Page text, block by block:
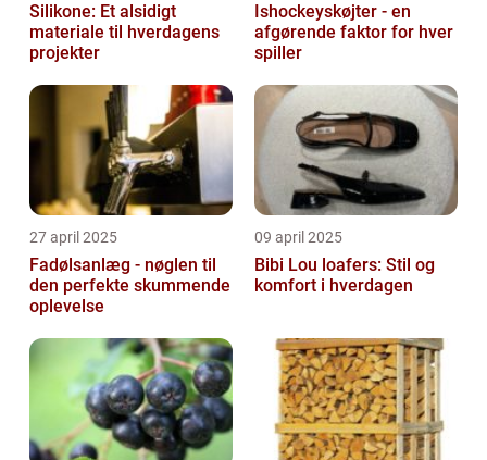
Silikone: Et alsidigt
materiale til hverdagens
projekter
Ishockeyskøjter - en
afgørende faktor for hver
spiller
27 april 2025
Fadølsanlæg - nøglen til
den perfekte skummende
oplevelse
09 april 2025
Bibi Lou loafers: Stil og
komfort i hverdagen